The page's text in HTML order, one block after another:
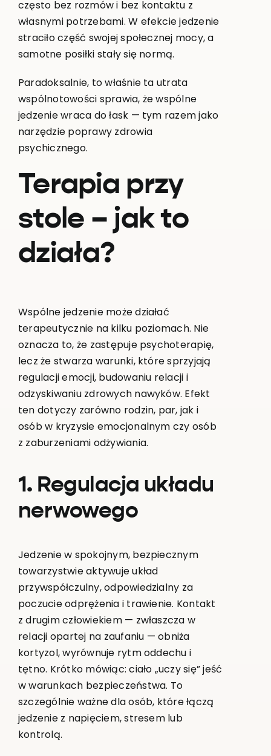
często bez rozmów i bez kontaktu z
własnymi potrzebami. W efekcie jedzenie
straciło część swojej społecznej mocy, a
samotne posiłki stały się normą.
Paradoksalnie, to właśnie ta utrata
wspólnotowości sprawia, że wspólne
jedzenie wraca do łask — tym razem jako
narzędzie poprawy zdrowia
psychicznego.
Terapia przy
stole – jak to
działa?
Wspólne jedzenie może działać
terapeutycznie na kilku poziomach. Nie
oznacza to, że zastępuje psychoterapię,
lecz że stwarza warunki, które sprzyjają
regulacji emocji, budowaniu relacji i
odzyskiwaniu zdrowych nawyków. Efekt
ten dotyczy zarówno rodzin, par, jak i
osób w kryzysie emocjonalnym czy osób
z zaburzeniami odżywiania.
1. Regulacja układu
nerwowego
Jedzenie w spokojnym, bezpiecznym
towarzystwie aktywuje układ
przywspółczulny, odpowiedzialny za
poczucie odprężenia i trawienie. Kontakt
z drugim człowiekiem — zwłaszcza w
relacji opartej na zaufaniu — obniża
kortyzol, wyrównuje rytm oddechu i
tętno. Krótko mówiąc: ciało „uczy się” jeść
w warunkach bezpieczeństwa. To
szczególnie ważne dla osób, które łączą
jedzenie z napięciem, stresem lub
kontrolą.